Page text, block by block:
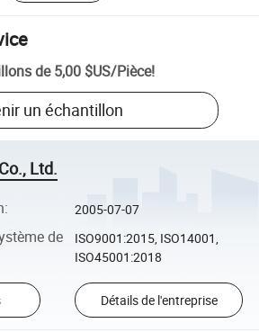
de 5,00 $US/Pièce!
un échantillon
Ltd.
: 2005-07-07
de
ISO9001:2015, ISO14001,
ISO45001:2018
Détails de l'entreprise